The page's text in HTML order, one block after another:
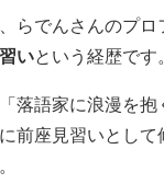
らでんさんのプロ
いという経歴です
落語家に浪漫を抱
前座見習いとして